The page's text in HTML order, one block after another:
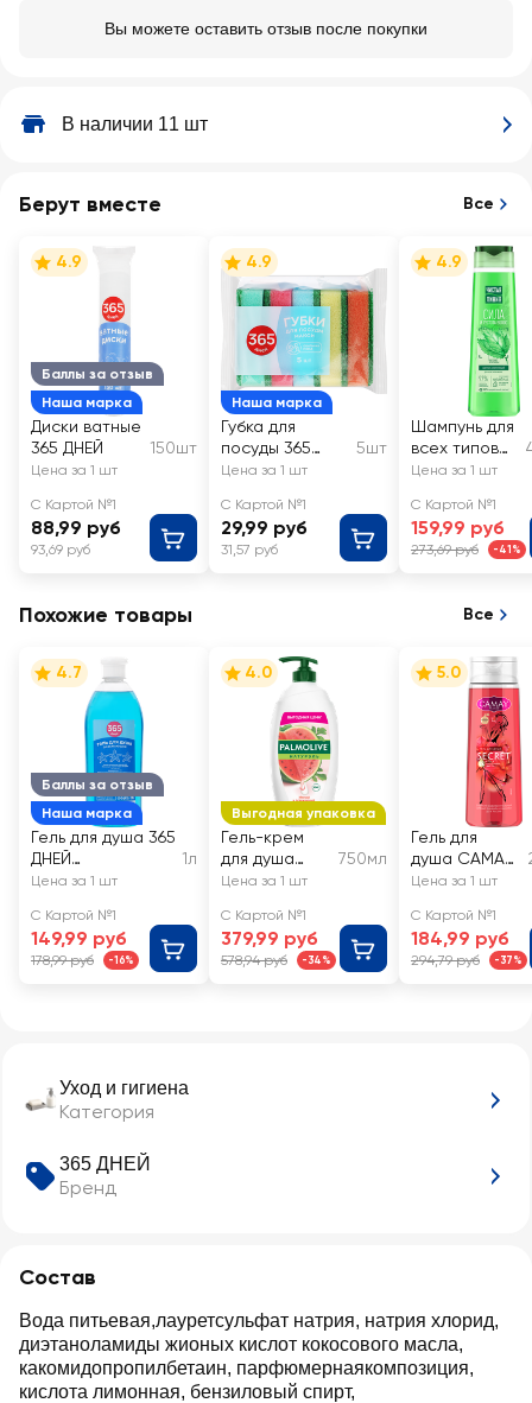
Вы можете оставить отзыв после покупки
В наличии 11 шт
Уход и гигиена
Категория
365 ДНЕЙ
Бренд
Состав
Вода питьевая,лауретсульфат натрия, натрия хлорид,
диэтаноламиды жионых кислот кокосового масла,
какомидопропилбетаин, парфюмернаякомпозиция,
кислота лимонная, бензиловый спирт,
Берут вместе Все
Баллы за отзыв
Наша марка
4.9
Диски ватные
365 ДНЕЙ
150шт
Цена за 1 шт
С Картой №1
88,99 руб
93,69 руб
Наша марка
4.9
Губка для
посуды 365
ДНЕЙ большая
5шт
Цена за 1 шт
С Картой №1
29,99 руб
31,57 руб
4.9
Шампунь для
всех типов
волос
ЛИНИЯ
Крапива, на
отваре
Цена за 1 шт
С Картой №1
159,99 руб
273,69 руб -41%
Похожие товары Все
Баллы за отзыв
Наша марка
4.7
Гель для душа 365
ДНЕЙ
Освежающий
1л
Цена за 1 шт
С Картой №1
149,99 руб
178,99 руб -16%
Выгодная упаковка
4.0
Гель-крем
для душа
PALMOLIVE
Мягкий и
освежающий
Арбуз с
750мл
Цена за 1 шт
С Картой №1
379,99 руб
578,94 руб -34%
5.0
Гель для
душа CAMAY
Secret
Цена за 1 шт
С Картой №1
184,99 руб
294,79 руб -37%